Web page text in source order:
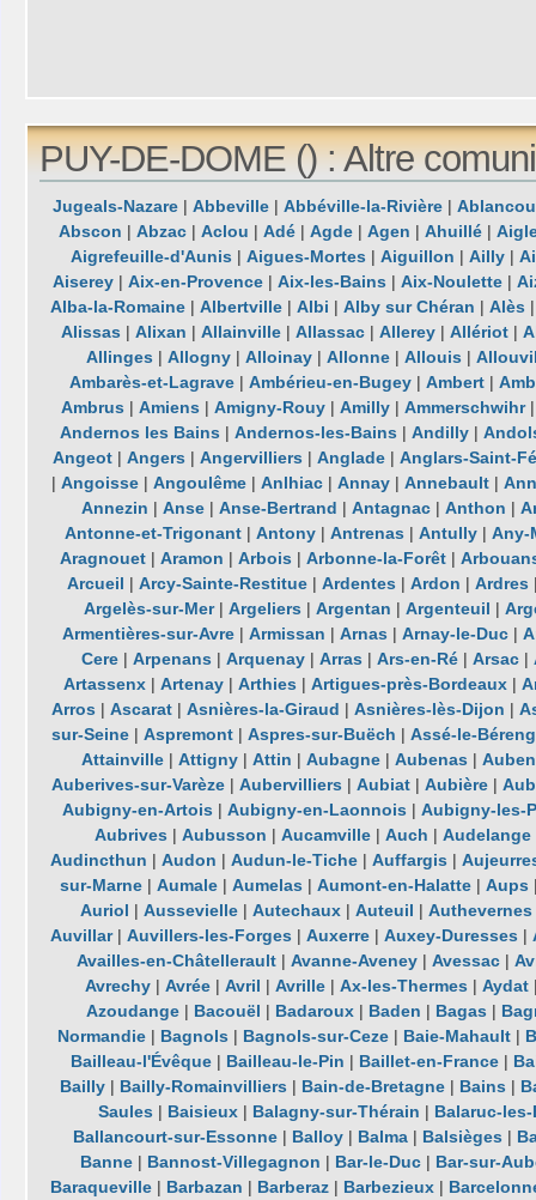
PUY-DE-DOME () : Altre
Jugeals-Nazare |Abbeville |Abbéville-la-Rivière |
Abscon | Abzac| Aclou | Adé| Agde| Agen | Ahuillé|
Aigrefeuille-d'Aunis | Aigues-Mortes | Aiguillon | Ailly|
Aiserey| Aix-en-Provence| Aix-les-Bains | Aix-Noulette|
Alba-la-Romaine| Albertville| Albi | Alby sur Chéran | Alès
Alissas | Alixan | Allainville| Allassac| Allerey| Allériot|
Allinges | Allogny| Alloinay| Allonne| Allouis |
Ambarès-et-Lagrave| Ambérieu-en-Bugey| Ambert|
Ambrus |Amiens |Amigny-Rouy |Amilly |Ammerschwihr
Andernos les Bains | Andernos-les-Bains | Andilly|
Angeot| Angers | Angervilliers | Anglade| Anglars-Saint-
| Angoisse| Angoulême| Anlhiac| Annay| Annebault|
Annezin | Anse| Anse-Bertrand | Antagnac| Anthon |
Antonne-et-Trigonant |Antony |Antrenas |Antully |Any-
Aragnouet| Aramon | Arbois | Arbonne-la-Forêt|
Arcueil |Arcy-Sainte-Restitue |Ardentes |Ardon |Ardres
Argelès-sur-Mer| Argeliers | Argentan | Argenteuil |
Armentières-sur-Avre |Armissan |Arnas |Arnay-le-Duc |
Cere |Arpenans |Arquenay |Arras |Ars-en-Ré |Arsac |
Artassenx| Artenay| Arthies | Artigues-près-Bordeaux|
Arros | Ascarat| Asnières-la-Giraud | Asnières-lès-Dijon |
sur-Seine| Aspremont| Aspres-sur-Buëch | Assé-le-
Attainville| Attigny| Attin | Aubagne| Aubenas |
Auberives-sur-Varèze |Aubervilliers |Aubiat |Aubière |
Aubigny-en-Artois |Aubigny-en-Laonnois |Aubigny-les-
Aubrives |Aubusson |Aucamville |Auch |Audelange
Audincthun |Audon |Audun-le-Tiche |Auffargis |
sur-Marne |Aumale |Aumelas |Aumont-en-Halatte |Aups
Auriol |Aussevielle |Autechaux |Auteuil |Authevernes
Auvillar|Auvillers-les-Forges |Auxerre |Auxey-Duresses |
Availles-en-Châtellerault |Avanne-Aveney |Avessac |
Avrechy| Avrée| Avril | Avrille| Ax-les-Thermes | Aydat
Azoudange | Bacouël | Badaroux | Baden | Bagas |
Normandie| Bagnols | Bagnols-sur-Ceze| Baie-Mahault|
Bailleau-l'Évêque | Bailleau-le-Pin | Baillet-en-France |
Bailly| Bailly-Romainvilliers | Bain-de-Bretagne| Bains |
Saules | Baisieux | Balagny-sur-Thérain | Balaruc-
Ballancourt-sur-Essonne | Balloy | Balma | Balsièges |
Banne | Bannost-Villegagnon | Bar-le-Duc | Bar-sur-
Baraqueville | Barbazan | Barberaz | Barbezieux |